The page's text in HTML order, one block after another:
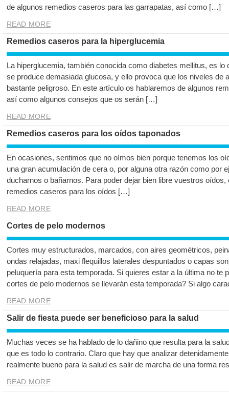
de algunos remedios caseros para las garrapatas, así como […]
READ MORE
Remedios caseros para la hiperglucemia
La hiperglucemia, también conocida como diabetes mellitus, es
se produce demasiada glucosa, y ello provoca que los niveles de
bastante peligroso. En este artículo os hablaremos de algunos
así como algunos consejos que os serán […]
READ MORE
Remedios caseros para los oídos taponados
En ocasiones, sentimos que no oímos bien porque tenemos los
una gran acumulación de cera o, por alguna otra razón como por
ducharnos o bañarnos. Para poder dejar bien libre vuestros
remedios caseros para los oídos […]
READ MORE
Cortes de pelo modernos
Cortes muy estructurados, marcados, con aires geométricos,
ondas relajadas, maxi flequillos laterales despuntados o capas
peluquería para esta temporada. Si quieres estar a la última no te
cortes de pelo modernos se llevarán esta temporada? Si algo
READ MORE
Salir de fiesta puede ser beneficioso para la salud
Muchas veces se ha hablado de lo dañino que resulta para la
que es todo lo contrario. Claro que hay que analizar
realmente bueno para la salud es salir de marcha de una forma
READ MORE